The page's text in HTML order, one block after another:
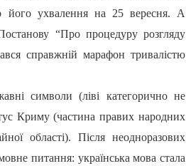
його ухвалення на 25 вересня. А
“Про процедуру розгляду
справжній марафон тривалістю
символи (ліві категорично не
Криму (частина правих народних
області). Після неодноразових
питання: українська мова стала